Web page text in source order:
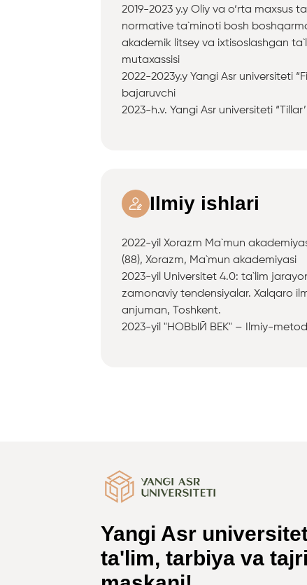
2019-2023 y.y Oliy va o‘rta maxsus
normative ta`minoti bosh
akademik litsey va ixtisoslashgan
mutaxassisi
2022-2023y.y Yangi Asr universiteti
bajaruvchi
2023-h.v. Yangi Asr universiteti
Ilmiy ishlari
2022-yil Xorazm Ma`mun
(88), Xorazm, Ma`mun akademiyasi
2023-yil Universitet 4.0: ta`lim
zamonaviy tendensiyalar. Xalqaro
anjuman, Toshkent.
2023-yil "НОВЫЙ ВЕК" – Ilmiy-
Yangi Asr
ta'lim, tarbiya va